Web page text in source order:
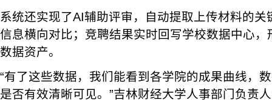
系统还实现了AI辅助评审，自动提取上传材料的关
信息横向对比；竞聘结果实时回写学校数据中心
数据资产。
“有了这些数据，我们能看到各学院的成果曲线，
是否有效清晰可见。”吉林财经大学人事部门负责